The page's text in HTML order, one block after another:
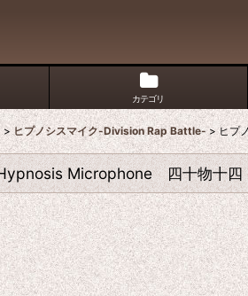
カテゴリ
> ヒプノシスマイク-Division Rap Battle- > ヒプ
Microphone 四十物十